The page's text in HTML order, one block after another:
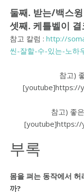
둘째. 받는/백스
셋째. 케틀벨이
참고 칼럼 : http://
씬-잘할-수-있는-노하
참고)
[youtube]https://
참고) 좋
[youtube]https://
부록
몸을 펴는 동작에서
까?